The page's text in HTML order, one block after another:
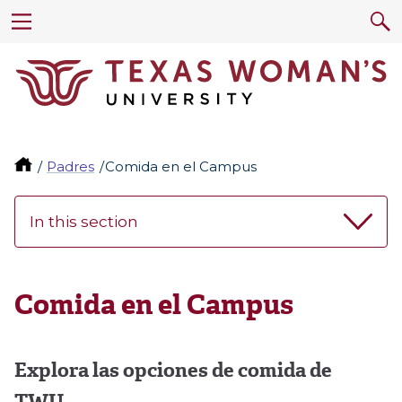
Padres Comida en el Campus
In this section
Comida en el Campus
Explora las opciones de comida de